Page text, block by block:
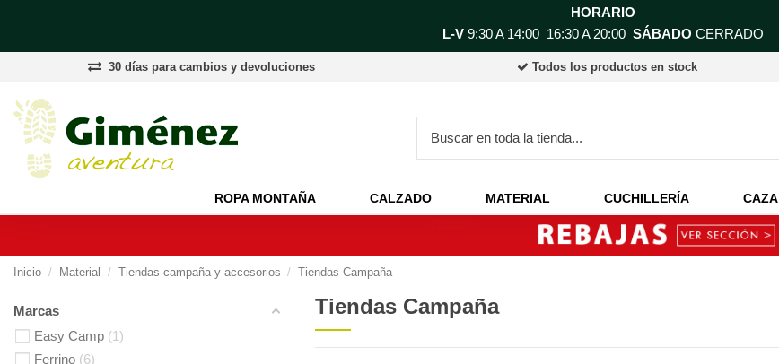
HORARIO
L-V 9:30 A 14:00 16:30 A 20:00 SÁBADO CERRADO
30 días para cambios y devoluciones Todos los productos en stock
ROPA MONTAÑA CALZADO MATERIAL CUCHILLERÍA CAZA
Inicio Material Tiendas campaña y accesorios Tiendas Campaña
Tiendas Campaña
Marcas
Easy Camp
1
Ferrino 6